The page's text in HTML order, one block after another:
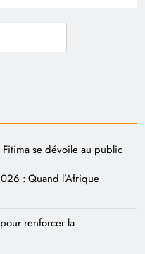
se dévoile au public
: Quand l’Afrique
renforcer la